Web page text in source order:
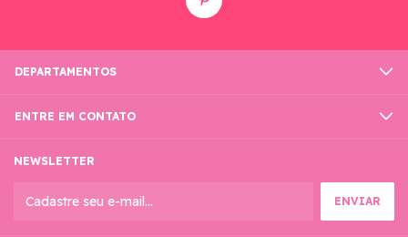
DEPARTAMENTOS
ENTRE EM CONTATO
NEWSLETTER